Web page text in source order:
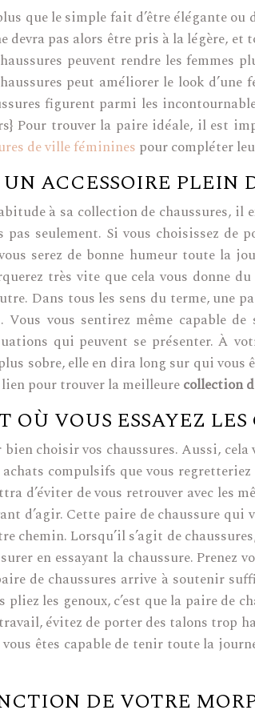
que le simple fait d’être élégante
devra pas alors être pris à la légère,
peuvent rendre les femmes
peut améliorer le look d’une
figurent parmi les
Pour trouver la paire idéale, il est
de ville féminines pour compléter
ACCESSOIRE PLEIN
à sa collection de chaussures, il
seulement. Si vous choisissez
serez de bonne humeur toute la
très vite que cela vous donne
Dans tous les sens du terme, une
vous sentirez même capable
qui peuvent se présenter. À
sobre, elle en dira long sur qui
lien pour trouver la meilleurecollection
VOUS ESSAYEZ LES
choisir vos chaussures. Aussi,
compulsifs que vous
d’éviter de vous retrouver avec les
d’agir. Cette paire de chaussure
chemin. Lorsqu’il s’agit de
en essayant la chaussure. Prenez
de chaussures arrive à soutenir
les genoux, c’est que la paire
évitez de porter des talons trop
êtes capable de tenir toute la
DE VOTRE